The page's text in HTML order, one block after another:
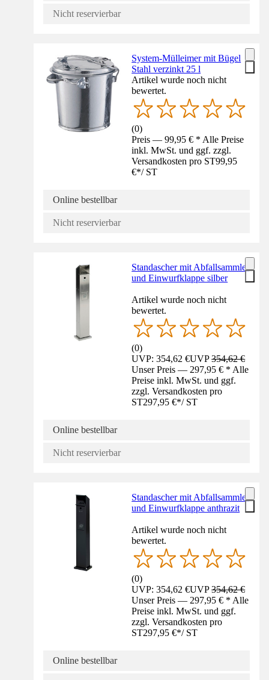
Nicht reservierbar
System-Mülleimer mit Bügel
Stahl verzinkt 25 l
Artikel wurde noch nicht
bewertet.
(0)
Preis — 99,95 € * Alle Preise
inkl. MwSt. und ggf. zzgl.
Versandkosten pro ST99,95
€*/ ST
Online bestellbar
Nicht reservierbar
Standascher mit Abfallsammler
und Einwurfklappe silber
Artikel wurde noch nicht
bewertet.
(0)
UVP: 354,62 €UVP354,62 €
Unser Preis — 297,95 € * Alle
Preise inkl. MwSt. und ggf.
zzgl. Versandkosten pro
ST297,95 €*/ ST
Online bestellbar
Nicht reservierbar
Standascher mit Abfallsammler
und Einwurfklappe anthrazit
Artikel wurde noch nicht
bewertet.
(0)
UVP: 354,62 €UVP354,62 €
Unser Preis — 297,95 € * Alle
Preise inkl. MwSt. und ggf.
zzgl. Versandkosten pro
ST297,95 €*/ ST
Online bestellbar